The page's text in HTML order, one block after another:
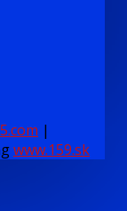
|
www.159.sk